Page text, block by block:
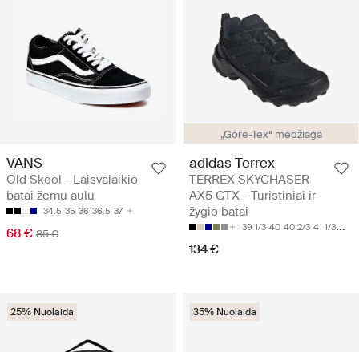
VANS
Old Skool - Laisvalaikio
batai žemu aulu
34.5 35 36 36.5 37
68 € 85 €
„Gore-Tex“ medžiaga
adidas Terrex
TERREX SKYCHASER
AX5 GTX - Turistiniai ir
žygio batai
39 1/3 40 40 2/3 41 1/3 42
134 €
25% Nuolaida 35% Nuolaida